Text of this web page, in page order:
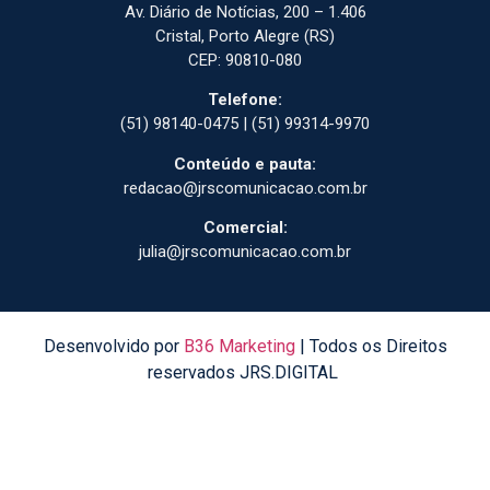
Av. Diário de Notícias, 200 – 1.406
Cristal, Porto Alegre (RS)
CEP: 90810-080
Telefone:
(51) 98140-0475 | (51) 99314-9970
Conteúdo e pauta:
redacao@jrscomunicacao.com.br
Comercial:
julia@jrscomunicacao.com.br
Desenvolvido por B36 Marketing| Todos os Direitos
reservados JRS.DIGITAL